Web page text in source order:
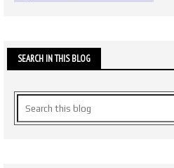
SEARCH IN THIS BLOG